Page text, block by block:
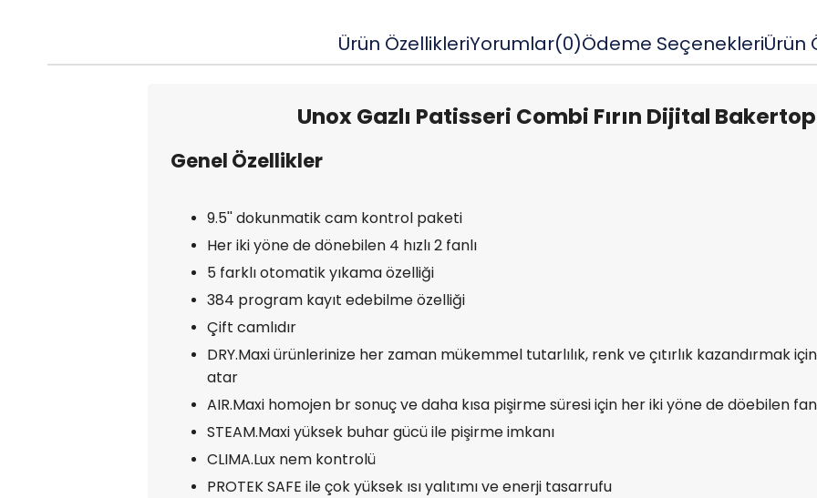
Ürün ÖzellikleriYorumlar(0)Ödeme SeçenekleriÜrün
Unox Gazlı Patisseri Combi Fırın Dijital Bakertop
Genel Özellikler
9.5'' dokunmatik cam kontrol paketi
Her iki yöne de dönebilen 4 hızlı 2 fanlı
5 farklı otomatik yıkama özelliği
384 program kayıt edebilme özelliği
Çift camlıdır
DRY.Maxi ürünlerinize her zaman mükemmel tutarlılık, renk ve çıtırlık kazandırmak
atar
AIR.Maxi homojen br sonuç ve daha kısa pişirme süresi için her iki yöne de döebilen
STEAM.Maxi yüksek buhar gücü ile pişirme imkanı
CLIMA.Lux nem kontrolü
PROTEK SAFE ile çok yüksek ısı yalıtımı ve enerji tasarrufu